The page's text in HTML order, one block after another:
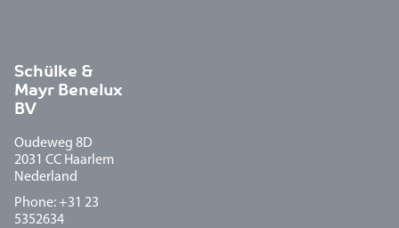
Schülke &
Mayr Benelux
BV
Oudeweg 8D
2031 CC Haarlem
Nederland
Phone: +31 23
5352634